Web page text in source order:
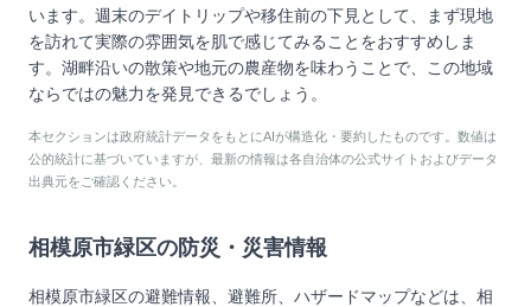
います。週末のデイトリップや移住前の下見として、まず現地
を訪れて実際の雰囲気を肌で感じてみることをおすすめしま
す。湖畔沿いの散策や地元の農産物を味わうことで、この地域
ならではの魅力を発見できるでしょう。
本セクションは政府統計データをもとにAIが構造化・要約したものです。数値は
公的統計に基づいていますが、最新の情報は各自治体の公式サイトおよびデータ
出典元をご確認ください。
相模原市緑区の防災・災害情報
相模原市緑区の避難情報、避難所、ハザードマップなどは、 相